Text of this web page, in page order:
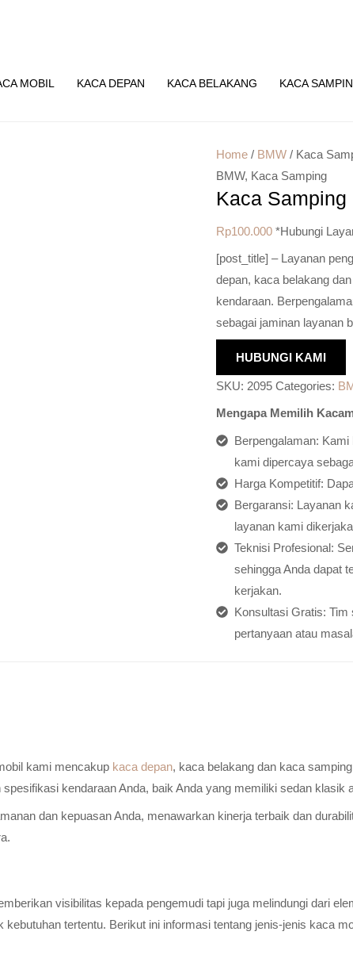
MOBIL KACA DEPAN KACA BELAKANG KACA
Home / BMW / Kaca
BMW, Kaca Samping
Kaca Samping
Rp100.000 *Hubungi
[post_title] – Layanan
depan, kaca belakang
kendaraan.
sebagai jaminan layanan
HUBUNGI KAMI
SKU: 2095 Categories:
Mengapa Memilih
Berpengalaman:
kami dipercaya
Harga Kompetitif:
Bergaransi: Layanan
layanan kami
Teknisi Profesional:
sehingga Anda dapat
kerjakan.
Konsultasi Gratis: Tim
pertanyaan atau
kami mencakup kaca depan, kaca belakang dan kaca
kendaraan Anda, baik Anda yang memiliki sedan klasik
dan kepuasan Anda, menawarkan kinerja terbaik dan
visibilitas kepada pengemudi tapi juga melindungi dari
tertentu. Berikut ini informasi tentang jenis-jenis kaca